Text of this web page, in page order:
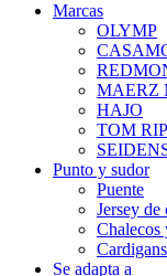
Marcas
OLYMP
MAERZ
HAJO
TOM
Punto y sudor
Puente
Jersey
Chalecos
Cardigans
Se adapta a